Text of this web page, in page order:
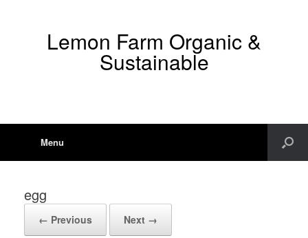
Lemon Farm Organic &
Sustainable
Menu
egg
← Previous Next →